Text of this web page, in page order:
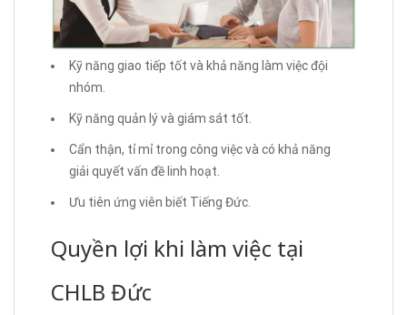
Kỹ năng giao tiếp tốt và khả năng làm việc đội
nhóm.
Kỹ năng quản lý và giám sát tốt.
Cẩn thận, tỉ mỉ trong công việc và có khả năng
giải quyết vấn đề linh hoạt.
Ưu tiên ứng viên biết Tiếng Đức.
Quyền lợi khi làm việc tại
CHLB Đức